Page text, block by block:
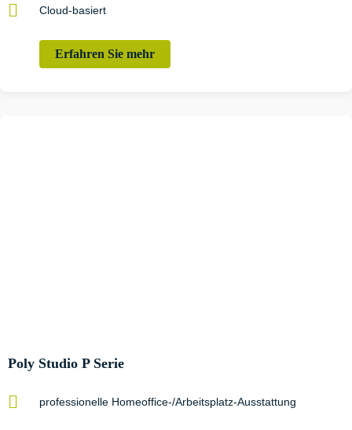
Cloud-basiert
Erfahren Sie mehr
Poly Studio P Serie
professionelle Homeoffice-/Arbeitsplatz-Ausstattung